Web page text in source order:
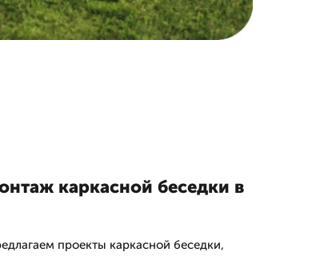
каркасной беседки в
проекты каркасной беседки,